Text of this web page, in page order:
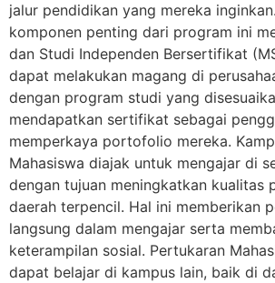
jalur pendidikan yang mereka
komponen penting dari program ini
dan Studi Independen Bersertifikat
dapat melakukan magang di
dengan program studi yang
mendapatkan sertifikat sebagai
memperkaya portofolio mereka.
Mahasiswa diajak untuk mengajar di
dengan tujuan meningkatkan kualitas
daerah terpencil. Hal ini memberikan
langsung dalam mengajar serta
keterampilan sosial. Pertukaran
dapat belajar di kampus lain, baik di